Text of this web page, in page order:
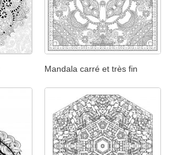
Mandala carré et très fin